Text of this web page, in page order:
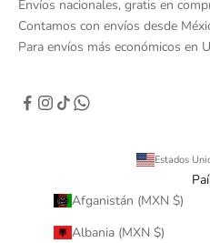
Envíos nacionales, gratis en
Contamos con envíos desde
Para envíos más económicos en
Afganistán (MXN $)
Albania (MXN $)